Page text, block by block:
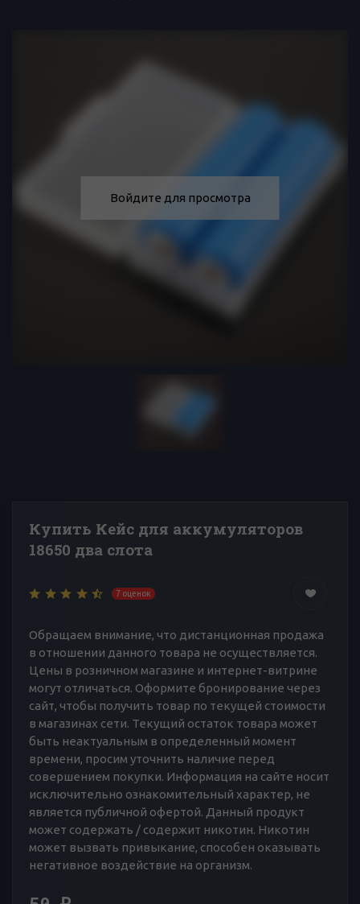
Войдите для просмотра
Купить Кейс для аккумуляторов
18650 два слота
7 оценок
Обращаем внимание, что дистанционная продажа
в отношении данного товара не осуществляется.
Цены в розничном магазине и интернет-витрине
могут отличаться. Оформите бронирование через
сайт, чтобы получить товар по текущей стоимости
в магазинах сети. Текущий остаток товара может
быть неактуальным в определенный момент
времени, просим уточнить наличие перед
совершением покупки. Информация на сайте носит
исключительно ознакомительный характер, не
является публичной офертой. Данный продукт
может содержать / содержит никотин. Никотин
может вызвать привыкание, способен оказывать
негативное воздействие на организм.